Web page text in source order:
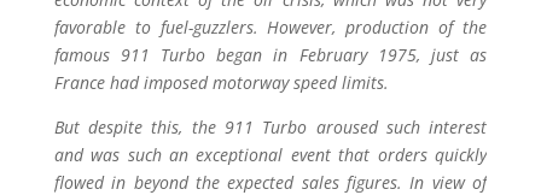
favorable to fuel-guzzlers. However, production of the
famous 911 Turbo began in February 1975, just as
France had imposed motorway speed limits.
But despite this, the 911 Turbo aroused such interest
and was such an exceptional event that orders quickly
flowed in beyond the expected sales figures. In view of